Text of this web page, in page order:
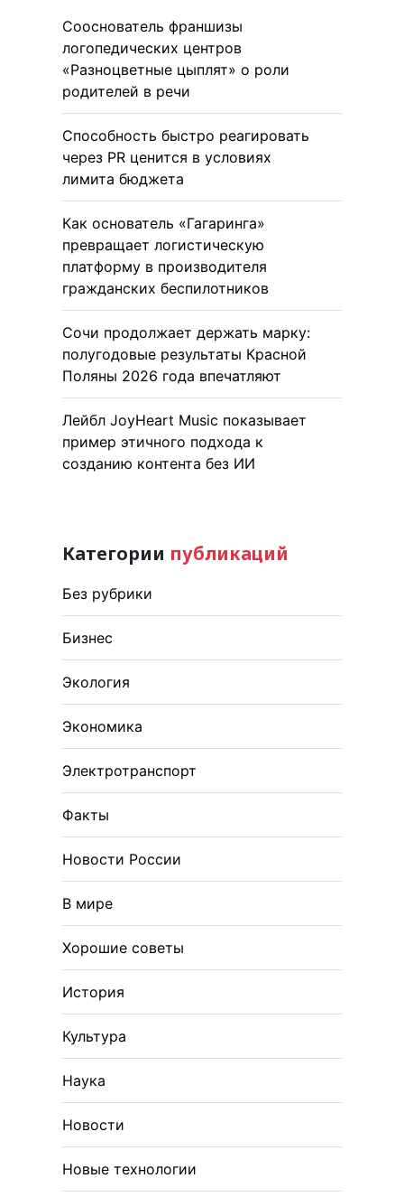
Сооснователь франшизы
логопедических центров
«Разноцветные цыплят» о роли
родителей в речи
Способность быстро реагировать
через PR ценится в условиях
лимита бюджета
Как основатель «Гагаринга»
превращает логистическую
платформу в производителя
гражданских беспилотников
Сочи продолжает держать марку:
полугодовые результаты Красной
Поляны 2026 года впечатляют
Лейбл JoyHeart Music показывает
пример этичного подхода к
созданию контента без ИИ
Категории публикаций
Без рубрики
Бизнес
Экология
Экономика
Электротранспорт
Факты
Новости России
В мире
Хорошие советы
История
Культура
Наука
Новости
Новые технологии